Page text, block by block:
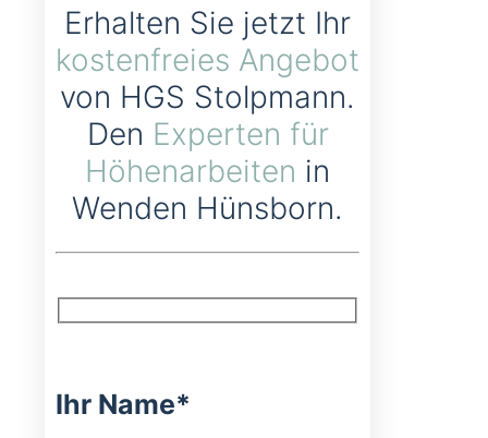
Erhalten Sie jetzt Ihr
kostenfreies Angebot
von HGS Stolpmann.
Den Experten für
Höhenarbeiten in
Wenden Hünsborn.
Ihr Name*